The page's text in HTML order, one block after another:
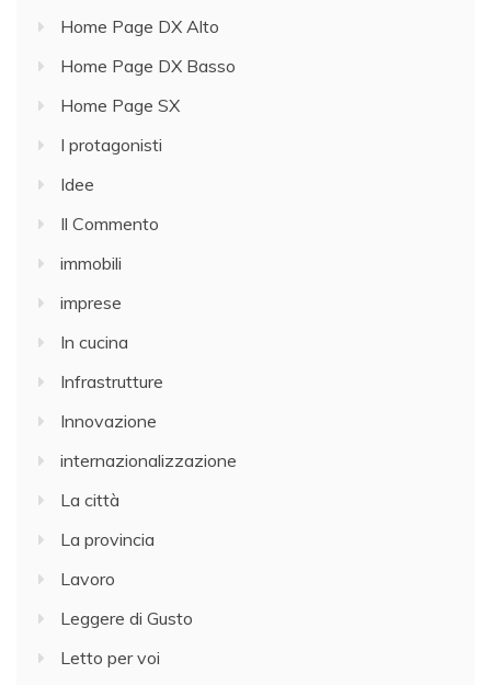
Home Page DX Alto
Home Page DX Basso
Home Page SX
I protagonisti
Idee
Il Commento
immobili
imprese
In cucina
Infrastrutture
Innovazione
internazionalizzazione
La città
La provincia
Lavoro
Leggere di Gusto
Letto per voi